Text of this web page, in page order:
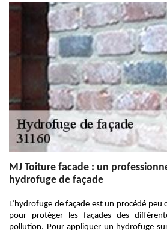
MJ Toiture facade : un
hydrofuge de façade
L’hydrofuge de façade est un procédé
pour protéger les façades des
pollution. Pour appliquer un hydrofuge